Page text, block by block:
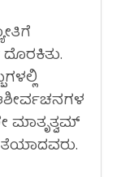
ಮಾತೃತ್ವಮ್